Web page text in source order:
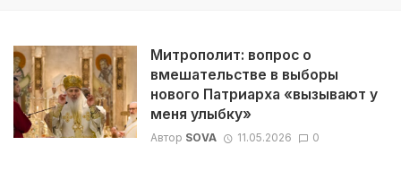
Митрополит: вопрос о
вмешательстве в выборы
нового Патриарха «вызывают у
меня улыбку»
Автор SOVA 11.05.2026 0